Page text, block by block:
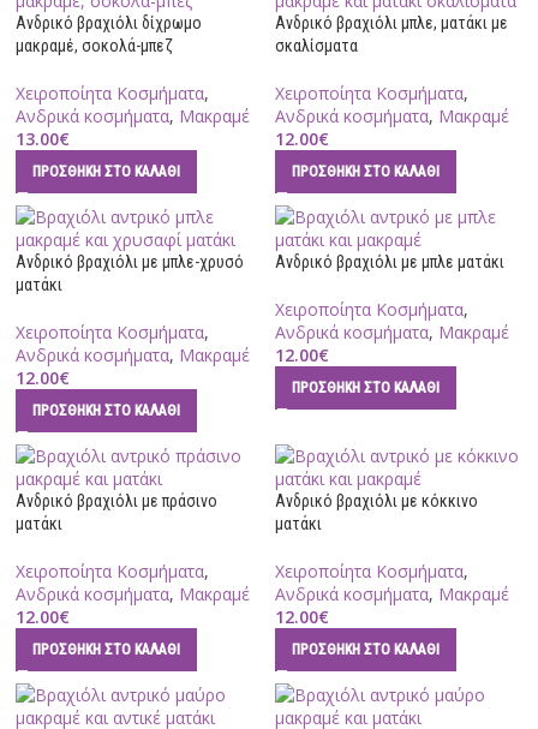
Ανδρικό βραχιόλι δίχρωμο
μακραμέ, σοκολά-μπεζ
Χειροποίητα Κοσμήματα,
Ανδρικά κοσμήματα, Μακραμέ
13.00€
ΠΡΟΣΘΉΚΗ ΣΤΟ ΚΑΛΆΘΙ
Ανδρικό βραχιόλι μπλε, ματάκι με
σκαλίσματα
Χειροποίητα Κοσμήματα,
Ανδρικά κοσμήματα, Μακραμέ
12.00€
ΠΡΟΣΘΉΚΗ ΣΤΟ ΚΑΛΆΘΙ
Ανδρικό βραχιόλι με μπλε-χρυσό
ματάκι
Χειροποίητα Κοσμήματα,
Ανδρικά κοσμήματα, Μακραμέ
12.00€
ΠΡΟΣΘΉΚΗ ΣΤΟ ΚΑΛΆΘΙ
Ανδρικό βραχιόλι με μπλε ματάκι
Χειροποίητα Κοσμήματα,
Ανδρικά κοσμήματα, Μακραμέ
12.00€
ΠΡΟΣΘΉΚΗ ΣΤΟ ΚΑΛΆΘΙ
Ανδρικό βραχιόλι με πράσινο
ματάκι
Χειροποίητα Κοσμήματα,
Ανδρικά κοσμήματα, Μακραμέ
12.00€
ΠΡΟΣΘΉΚΗ ΣΤΟ ΚΑΛΆΘΙ
Ανδρικό βραχιόλι με κόκκινο
ματάκι
Χειροποίητα Κοσμήματα,
Ανδρικά κοσμήματα, Μακραμέ
12.00€
ΠΡΟΣΘΉΚΗ ΣΤΟ ΚΑΛΆΘΙ